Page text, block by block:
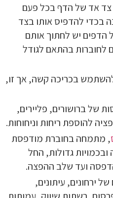
אד של הדף בכל פעם
בכדי להדפיס אותו בצד
יש לחתוך אותם
לחוברות בהתאם לגודל
בכריכה קשה, אך זו,
של ברושורים, פליירים,
להוספת ריחות וניחוחות.
, מתמחה בחוברת מודפסת
ובכמויות גדולות, החל
ועד שלב ההפצה.
ירחונים, עיתונים,